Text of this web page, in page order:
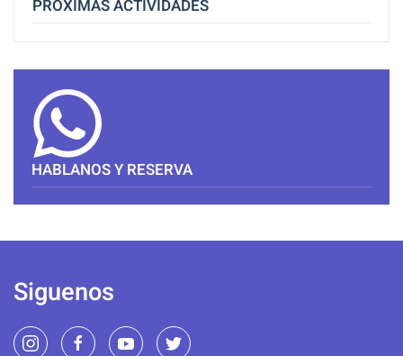
PROXIMAS ACTIVIDADES
HABLANOS Y RESERVA
Siguenos